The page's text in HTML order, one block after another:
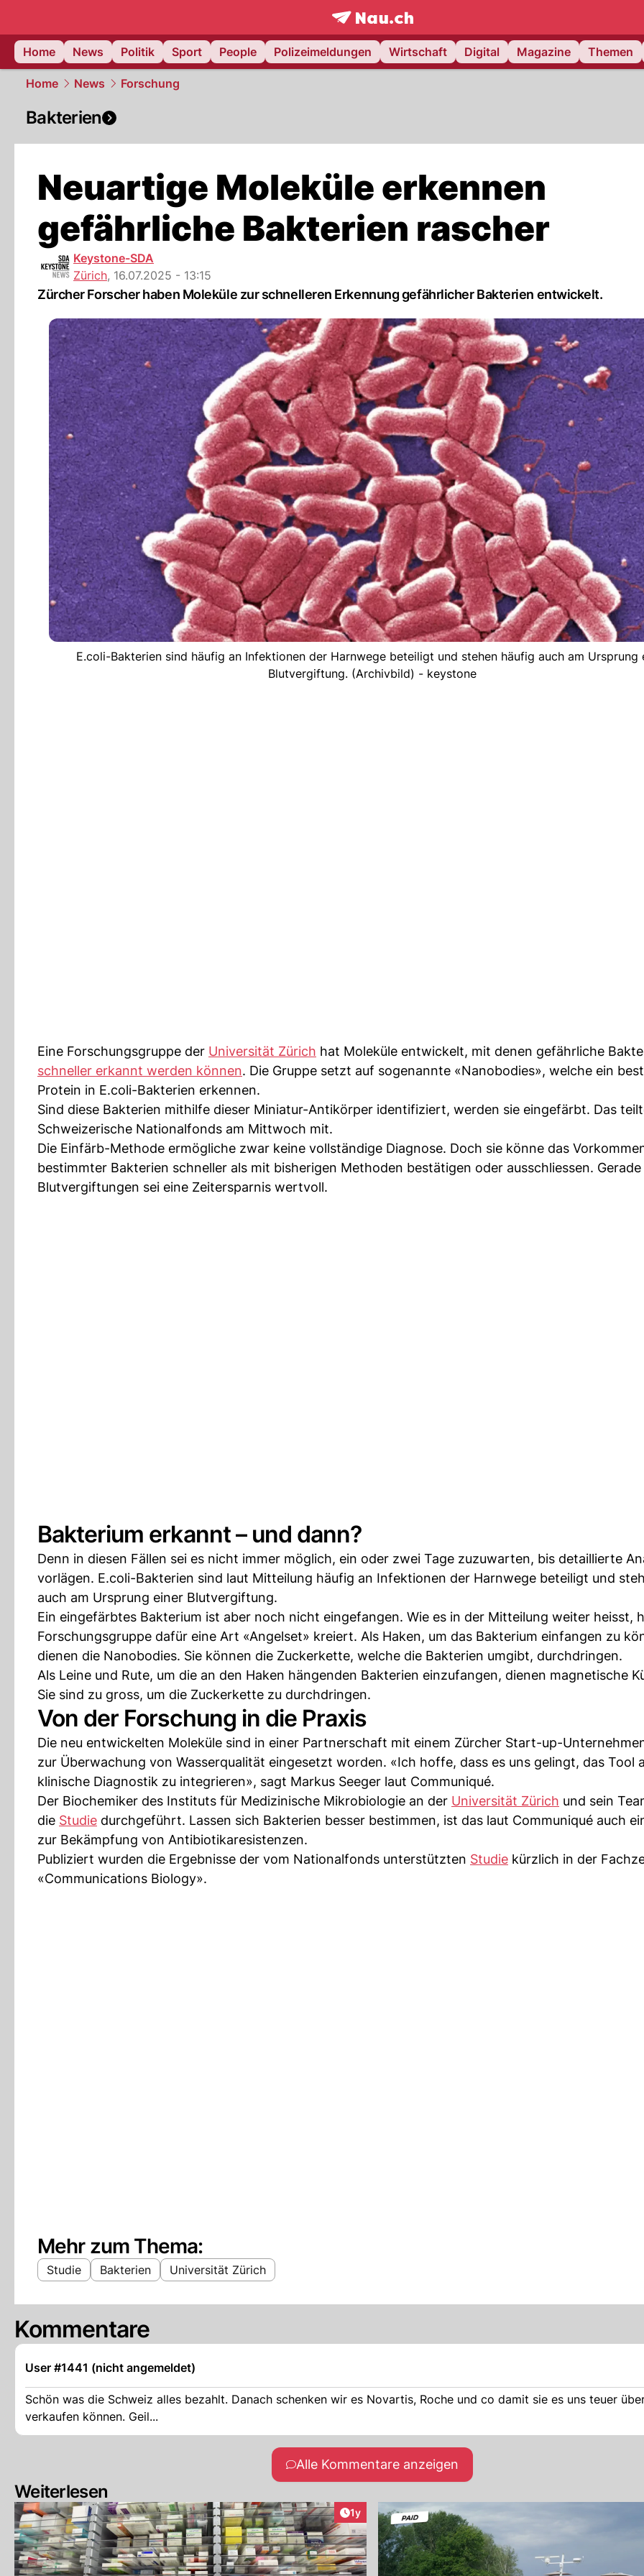
frontpage.NAU.ch
Home
News Politik Sport People Polizeimeldungen Wirtschaft Digital Magazine Themen
Home News Forschung
Bakterien
Neuartige Moleküle erkennen
gefährliche Bakterien rascher
Keystone-SDA
Zürich, 16.07.2025 - 13:15
Zürcher Forscher haben Moleküle zur schnelleren Erkennung gefährlicher Bakterien entwickelt.
E.coli-Bakterien sind häufig an Infektionen der Harnwege beteiligt und stehen häufig auch am Ursprung
Blutvergiftung. (Archivbild) - keystone
Eine Forschungsgruppe der Universität Zürich hat Moleküle entwickelt, mit denen gefährliche
schneller erkannt werden können. Die Gruppe setzt auf sogenannte «Nanobodies», welche ein
Protein in E.coli-Bakterien erkennen.
Sind diese Bakterien mithilfe dieser Miniatur-Antikörper identifiziert, werden sie eingefärbt. Das
Schweizerische Nationalfonds am Mittwoch mit.
Die Einfärb-Methode ermögliche zwar keine vollständige Diagnose. Doch sie könne das
bestimmter Bakterien schneller als mit bisherigen Methoden bestätigen oder ausschliessen. Gerade
Blutvergiftungen sei eine Zeitersparnis wertvoll.
Bakterium erkannt – und dann?
Denn in diesen Fällen sei es nicht immer möglich, ein oder zwei Tage zuzuwarten, bis detaillierte
vorlägen. E.coli-Bakterien sind laut Mitteilung häufig an Infektionen der Harnwege beteiligt und
auch am Ursprung einer Blutvergiftung.
Ein eingefärbtes Bakterium ist aber noch nicht eingefangen. Wie es in der Mitteilung weiter heisst,
Forschungsgruppe dafür eine Art «Angelset» kreiert. Als Haken, um das Bakterium einfangen zu
dienen die Nanobodies. Sie können die Zuckerkette, welche die Bakterien umgibt, durchdringen.
Als Leine und Rute, um die an den Haken hängenden Bakterien einzufangen, dienen magnetische
Sie sind zu gross, um die Zuckerkette zu durchdringen.
Von der Forschung in die Praxis
Die neu entwickelten Moleküle sind in einer Partnerschaft mit einem Zürcher Start-up-
zur Überwachung von Wasserqualität eingesetzt worden. «Ich hoffe, dass es uns gelingt, das Tool
klinische Diagnostik zu integrieren», sagt Markus Seeger laut Communiqué.
Der Biochemiker des Instituts für Medizinische Mikrobiologie an der Universität Zürich und sein
die Studie durchgeführt. Lassen sich Bakterien besser bestimmen, ist das laut Communiqué auch
zur Bekämpfung von Antibiotikaresistenzen.
Publiziert wurden die Ergebnisse der vom Nationalfonds unterstützten Studie kürzlich in der
«Communications Biology».
Mehr zum Thema:
Studie Bakterien Universität Zürich
Kommentare
User #1441 (nicht angemeldet)
Schön was die Schweiz alles bezahlt. Danach schenken wir es Novartis, Roche und co damit sie es uns teuer
verkaufen können. Geil...
Alle Kommentare anzeigen
Weiterlesen
Artikel veröffentlicht:
1y